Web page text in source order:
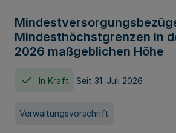
Mindesthöchstgrenzen in
2026 maßgeblichen Höhe
In Kraft Seit 31. Juli 2026
Verwaltungsvorschrift